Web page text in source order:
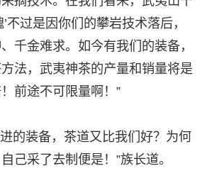
不过是因你们的攀岩技术落后，
千金难求。如今有我们的装备，
法，武夷神茶的产量和销量将是
前途不可限量啊！”
的装备，茶道又比我们好？为何
己采了去制便是！”族长道。